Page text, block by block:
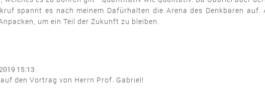
spannt es nach meinem Dafürhalten die Arena des Denkbaren
um ein Teil der Zukunft zu bleiben.
15:13
den Vortrag von Herrn Prof. Gabriel!